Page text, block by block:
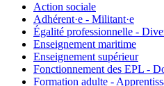
Action sociale
Adhérent·e - Militant·e
Égalité professionnelle -
Enseignement maritime
Enseignement supérieur
Fonctionnement des EPL -
Formation adulte -